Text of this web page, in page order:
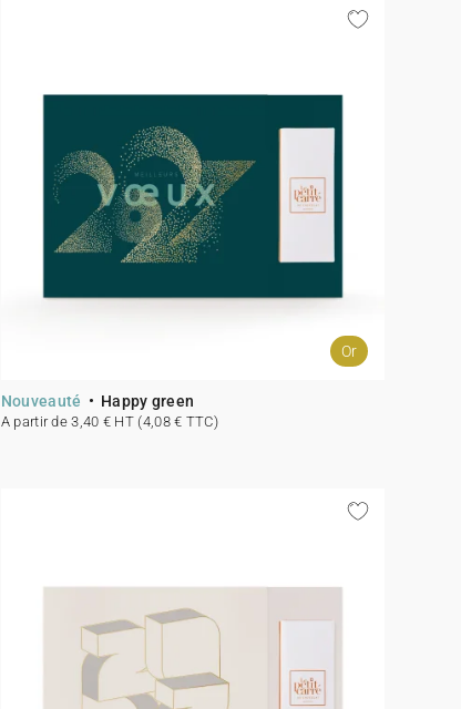
Or
Nouveauté Happy green
A partir de 3,40 € HT (4,08 € TTC)